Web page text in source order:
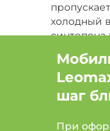
Цвет
Сезон Все
Цвет Серый,
холодный
за
похожих
шаг
При